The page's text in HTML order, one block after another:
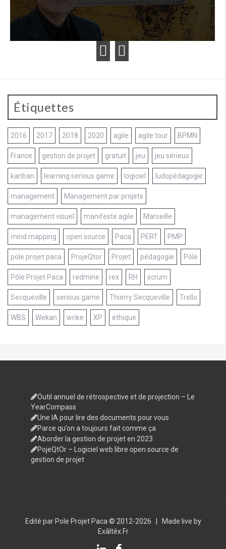
Étiquettes
2016 2017 2018 2020 agile agile tour BPMN
France gestion de projet gratuit jeu jeu sérieux
kanban learning serious game logiciel ludopédagogie
management Management par projets
management visuel manifeste agile Marseille
mind mapping open source Paca PERT PMP
pole projet paca ProjeQtor Projet pédagogie Pôle
Pôle Projet Paca redmine rex RH scrum
Secqueville serious game Thierry Secqueville Trello
WBS Wekan wrike XP éthique
Outil annuel de rétrospective et de projection – Le
YearCompass
Une IA pour lire des documents pour vous
Parce qu’on a toujours fait comme ça
Aborder la gestion de projet en 2023
PojeQtOr – Logiciel web libre open source de
gestion de projet
Edité par Pole Projet Paca © 2012-2026
Made live by
Exâltêx.Fr